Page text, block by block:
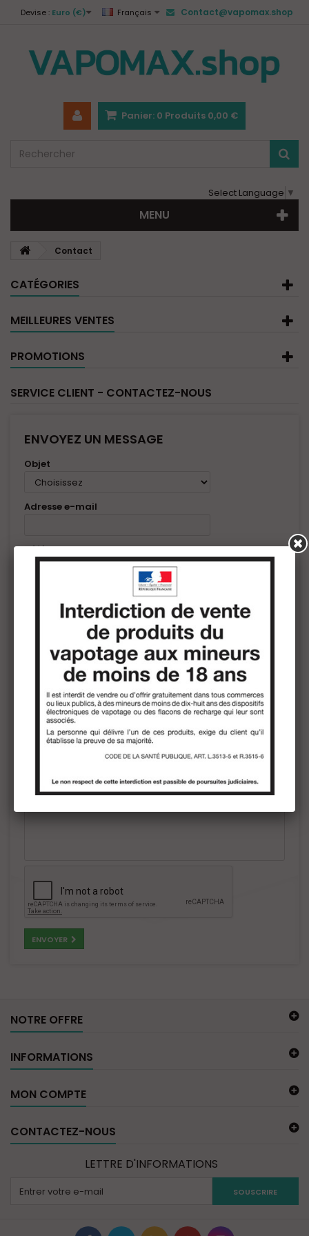
Devise : Euro (€) Français Contact@vapomax.shop
Panier: 0 Produits 0,00 €
Select Language ▼
MENU
Contact
CATÉGORIES
MEILLEURES VENTES
PROMOTIONS
SERVICE CLIENT - CONTACTEZ-NOUS
ENVOYEZ UN MESSAGE
Objet
Adresse e-mail
Référence de commande
Joindre un fichier
Message
ENVOYER
NOTRE OFFRE
INFORMATIONS
MON COMPTE
CONTACTEZ-NOUS
LETTRE D'INFORMATIONS
SOUSCRIRE